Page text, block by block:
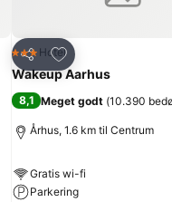
Del
Føj til favoritter
3 Stjerner
Hotel
Wakeup Aarhus
8,1 Meget godt (10.390
Århus, 1.6 km til Centrum
Gratis wi-fi
Parkering